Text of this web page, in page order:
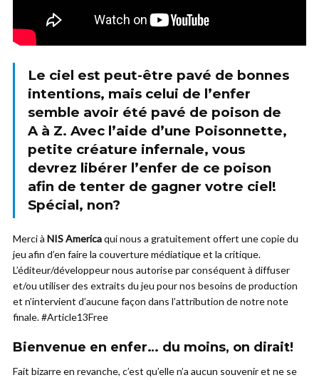
Le ciel est peut-être pavé de bonnes
intentions, mais celui de l’enfer
semble avoir été pavé de poison de
A à Z. Avec l’aide d’une Poisonnette,
petite créature infernale, vous
devrez libérer l’enfer de ce poison
afin de tenter de gagner votre ciel!
Spécial, non?
Merci à NIS Americaqui nous a gratuitement offert une copie du
jeu afin d’en faire la couverture médiatique et la critique.
L’éditeur/développeur nous autorise par conséquent à diffuser
et/ou utiliser des extraits du jeu pour nos besoins de production
et n’intervient d’aucune façon dans l’attribution de notre note
finale. #Article13Free
Bienvenue en enfer… du moins, on dirait!
Fait bizarre en revanche, c’est qu’elle n’a aucun souvenir et ne se